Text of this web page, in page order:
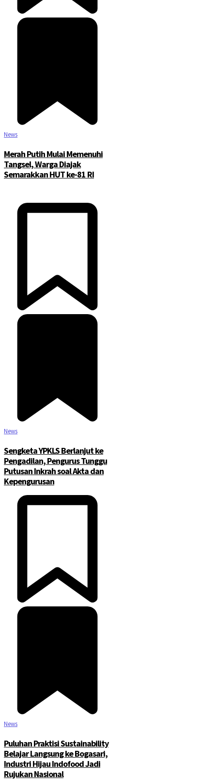
News
Merah Putih Mulai Memenuhi
Tangsel, Warga Diajak
Semarakkan HUT ke-81 RI
News
Sengketa YPKLS Berlanjut ke
Pengadilan, Pengurus Tunggu
Putusan Inkrah soal Akta dan
Kepengurusan
News
Puluhan Praktisi Sustainability
Belajar Langsung ke Bogasari,
Industri Hijau Indofood Jadi
Rujukan Nasional